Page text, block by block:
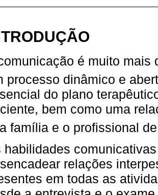
é muito mais
processo dinâmico e
do plano
bem como uma
família e o profissional
habilidades
relações
em todas as